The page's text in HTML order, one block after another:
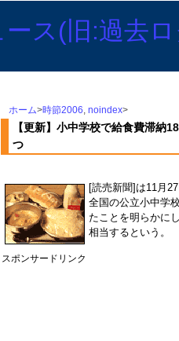
ホーム>時節2006, noindex>
【更新】小中学校で給食費滞納
つ
[読売新聞]は11月
全国の公立小中学
たことを明らかに
相当するという。
スポンサードリンク